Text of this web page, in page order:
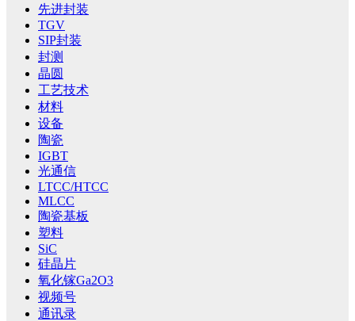
先进封装
TGV
SIP封装
封测
晶圆
工艺技术
材料
设备
陶瓷
IGBT
光通信
LTCC/HTCC
MLCC
陶瓷基板
塑料
SiC
硅晶片
氧化镓Ga2O3
视频号
通讯录